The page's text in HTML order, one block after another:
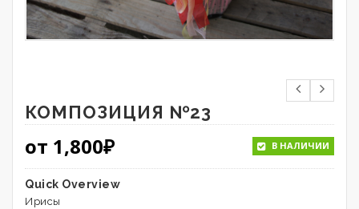
КОМПОЗИЦИЯ №23
от 1,800₽ В НАЛИЧИИ
Quick Overview
Ирисы